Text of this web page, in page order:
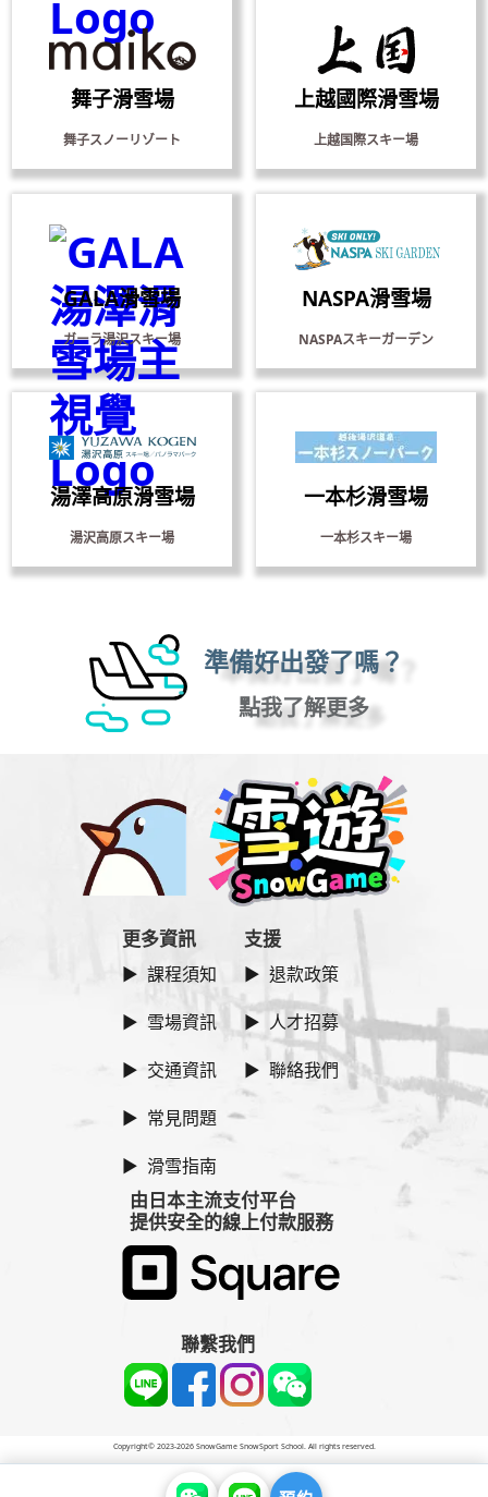
舞子滑雪場
舞子スノーリゾート
上越國際滑雪場
上越国際スキー場
GALA滑雪場
ガーラ湯沢スキー場
NASPA滑雪場
NASPAスキーガーデン
湯澤高原滑雪場
湯沢高原スキー場
一本杉滑雪場
一本杉スキー場
準備好出發了嗎？
點我了解更多
更多資訊
▶ 課程須知
▶ 雪場資訊
▶ 交通資訊
▶ 常見問題
▶ 滑雪指南
支援
▶ 退款政策
▶ 人才招募
▶ 聯絡我們
由日本主流支付平台
提供安全的線上付款服務
聯繫我們
Copyright© 2023-2026 SnowGame SnowSport School. All rights reserved.